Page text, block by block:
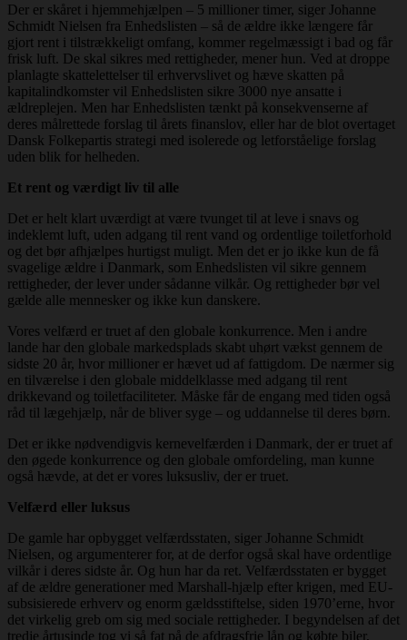
Der er skåret i hjemmehjælpen – 5 millioner timer, siger Johanne
Schmidt Nielsen fra Enhedslisten – så de ældre ikke længere får
gjort rent i tilstrækkeligt omfang, kommer regelmæssigt i bad og får
frisk luft. De skal sikres med rettigheder, mener hun. Ved at droppe
planlagte skattelettelser til erhvervslivet og hæve skatten på
kapitalindkomster vil Enhedslisten sikre 3000 nye ansatte i
ældreplejen. Men har Enhedslisten tænkt på konsekvenserne af
deres målrettede forslag til årets finanslov, eller har de blot overtaget
Dansk Folkepartis strategi med isolerede og letforståelige forslag
uden blik for helheden.
Et rent og værdigt liv til alle
Det er helt klart uværdigt at være tvunget til at leve i snavs og
indeklemt luft, uden adgang til rent vand og ordentlige toiletforhold
og det bør afhjælpes hurtigst muligt. Men det er jo ikke kun de få
svagelige ældre i Danmark, som Enhedslisten vil sikre gennem
rettigheder, der lever under sådanne vilkår. Og rettigheder bør vel
gælde alle mennesker og ikke kun danskere.
Vores velfærd er truet af den globale konkurrence. Men i andre
lande har den globale markedsplads skabt uhørt vækst gennem de
sidste 20 år, hvor millioner er hævet ud af fattigdom. De nærmer sig
en tilværelse i den globale middelklasse med adgang til rent
drikkevand og toiletfaciliteter. Måske får de engang med tiden også
råd til lægehjælp, når de bliver syge – og uddannelse til deres børn.
Det er ikke nødvendigvis kernevelfærden i Danmark, der er truet af
den øgede konkurrence og den globale omfordeling, man kunne
også hævde, at det er vores luksusliv, der er truet.
Velfærd eller luksus
De gamle har opbygget velfærdsstaten, siger Johanne Schmidt
Nielsen, og argumenterer for, at de derfor også skal have ordentlige
vilkår i deres sidste år. Og hun har da ret. Velfærdsstaten er bygget
af de ældre generationer med Marshall-hjælp efter krigen, med EU-
subsisierede erhverv og enorm gældsstiftelse, siden 1970’erne, hvor
det virkelig greb om sig med sociale rettigheder. I begyndelsen af det
tredje årtusinde tog vi så fat på de afdragsfrie lån og købte biler,